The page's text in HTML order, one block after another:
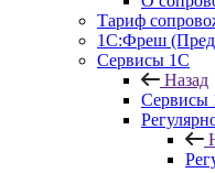
Тариф
1С:Фреш
Сервисы 1С
Назад
Сервисы